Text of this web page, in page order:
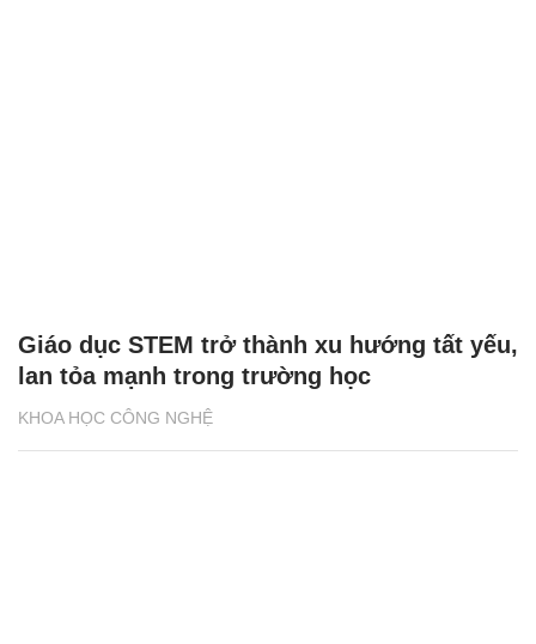
KHOA HỌC CÔNG NGHỆ
Giáo dục STEM trở thành xu hướng tất yếu,
lan tỏa mạnh trong trường học